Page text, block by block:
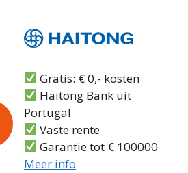
Gratis: € 0,- kosten
Haitong Bank uit
Portugal
Vaste rente
Garantie tot € 100000
Meer info